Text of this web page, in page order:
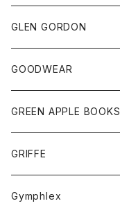
ネクタイ
チーフ
トップス
シャツ
タンクトップ
ボトム
ショートパンツ
スカート
レディース
スカート
Tシャツ
サンダル
トップス
Tシャツ
GLEN GORDON
グッズ
手袋
GOODWEAR
トップス
Tシャツ
GREEN APPLE BOOKS
GRIFFE
Gymphlex